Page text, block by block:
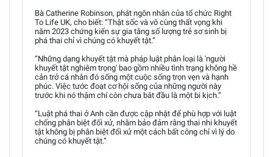
Bà Catherine Robinson, phát ngôn nhân của tổ chức Right
To Life UK, cho biết: “Thật sốc và vô cùng thất vọng khi
năm 2023 chứng kiến sự gia tăng số lượng trẻ sơ sinh bị
phá thai chỉ vì chúng có khuyết tật.”
“Những dạng khuyết tật mà pháp luật phân loại là 'người
khuyết tật nghiêm trọng' bao gồm nhiều tình trạng không hề
cản trở cá nhân đó sống một cuộc sống trọn vẹn và hạnh
phúc. Việc tước đoạt cơ hội sống của những người này
trước khi nó thậm chí còn chưa bắt đầu là một bi kịch.”
“Luật phá thai ở Anh cần được cập nhật để phù hợp với luật
chống phân biệt đối xử, nhằm bảo đảm rằng thai nhi khuyết
tật không bị phân biệt đối xử một cách bất công chỉ vì lý do
chúng có khuyết tật.”